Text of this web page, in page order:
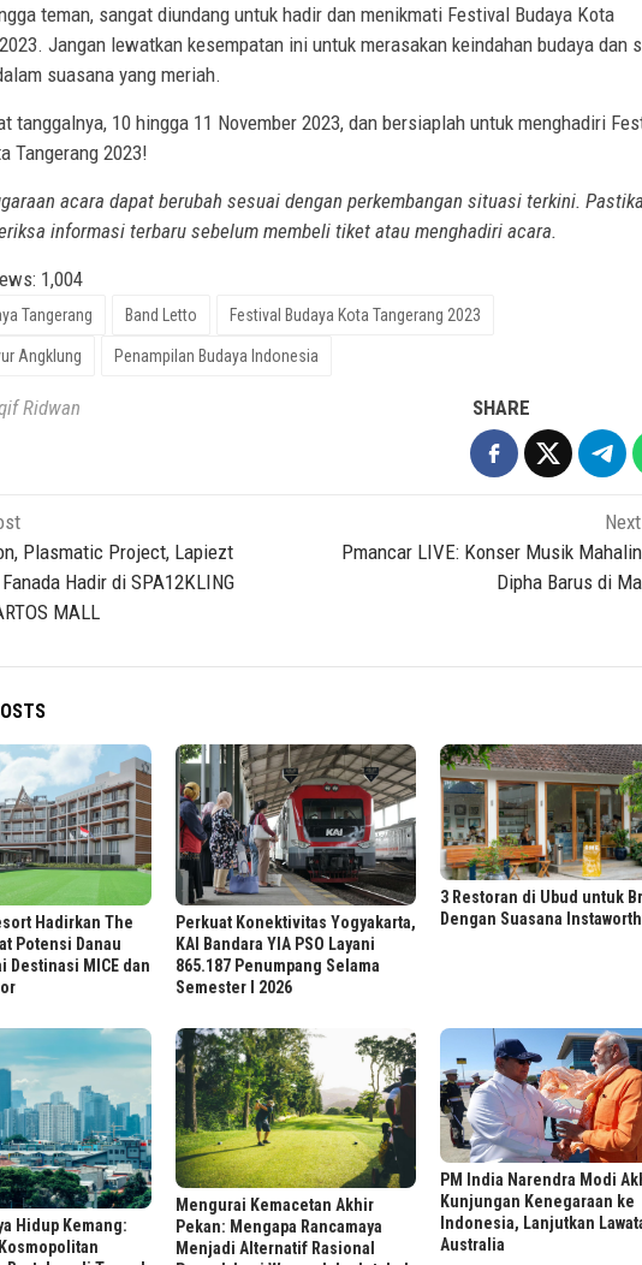
teman, sangat diundang untuk hadir dan menikmati Festival Budaya Kota
Jangan lewatkan kesempatan ini untuk merasakan keindahan budaya dan
suasana yang meriah.
tanggalnya, 10 hingga 11 November 2023, dan bersiaplah untuk menghadiri
Tangerang 2023!
acara dapat berubah sesuai dengan perkembangan situasi terkini.
informasi terbaru sebelum membeli tiket atau menghadiri acara.
1,004
Tangerang Band Letto Festival Budaya Kota Tangerang 2023
Angklung Penampilan Budaya Indonesia
Ridwan SHARE
Plasmatic Project, Lapiezt
Hadir di SPA12KLING
MALL
Pmancar LIVE: Konser Musik
Dipha Barus di
Hadirkan The
Potensi Danau
Destinasi MICE dan
Perkuat Konektivitas Yogyakarta,
KAI Bandara YIA PSO Layani
865.187 Penumpang Selama
Semester I 2026
3 Restoran di Ubud untuk
Dengan Suasana
Hidup Kemang:
Mengurai Kemacetan Akhir
Pekan: Mengapa Rancamaya
Menjadi Alternatif Rasional
PM India Narendra Modi
Kunjungan Kenegaraan ke
Indonesia, Lanjutkan
Australia